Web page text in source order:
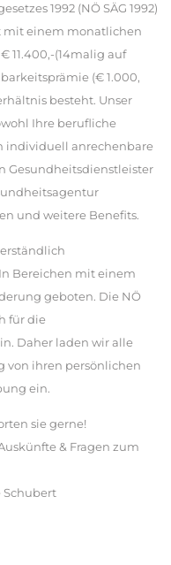
1992 (NÖ SÄG 1992)
mit einem monatlichen
11.400,-(14malig auf
(€ 1.000,
besteht. Unser
Ihre berufliche
individuell anrechenbare
Gesundheitsdienstleister
und weitere Benefits.
Bereichen mit einem
geboten. Die NÖ
für die
Daher laden wir alle
von ihren persönlichen
ein.
sie gerne!
& Fragen zum
Schubert